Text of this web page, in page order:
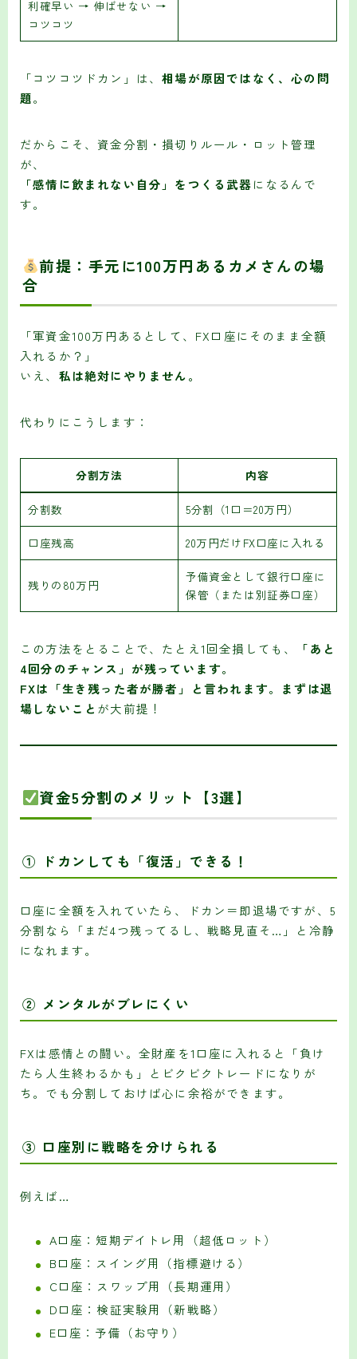
利確早い → 伸ばせない →
コツコツ
「コツコツドカン」は、相場が原因ではなく、心の問
題。
だからこそ、資金分割・損切りルール・ロット管理
が、
「感情に飲まれない自分」をつくる武器になるんで
す。
前提：手元に100万円あるカメさんの場
合
「軍資金100万円あるとして、FX口座にそのまま全額
入れるか？」
いえ、 私は絶対にやりません。
代わりにこうします：
分割方法 内容
分割数 5分割（1口＝20万円）
口座残高 20万円だけFX口座に入れる
残りの80万円
予備資金として銀行口座に
保管（または別証券口座）
この方法をとることで、たとえ1回全損しても、
「あと
4回分のチャンス」が残っています。
FXは「生き残った者が勝者」と言われます。まずは退
場しないこと が大前提！
資金5分割のメリット【3選】
① ドカンしても「復活」できる！
口座に全額を入れていたら、ドカン＝即退場ですが、5
分割なら「まだ4つ残ってるし、戦略見直そ…」と冷静
になれます。
② メンタルがブレにくい
FXは感情との闘い。全財産を1口座に入れると「負け
たら人生終わるかも」とビクビクトレードになりが
ち。でも分割しておけば心に余裕ができます。
③ 口座別に戦略を分けられる
例えば…
A口座：短期デイトレ用（超低ロット）
B口座：スイング用（指標避ける）
C口座：スワップ用（長期運用）
D口座：検証実験用（新戦略）
E口座：予備（お守り）